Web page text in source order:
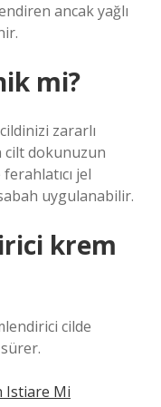
ancak yağlı
mi?
zararlı
cilt dokunuzun
jel
uygulanabilir.
krem
cilde
Istiare Mi